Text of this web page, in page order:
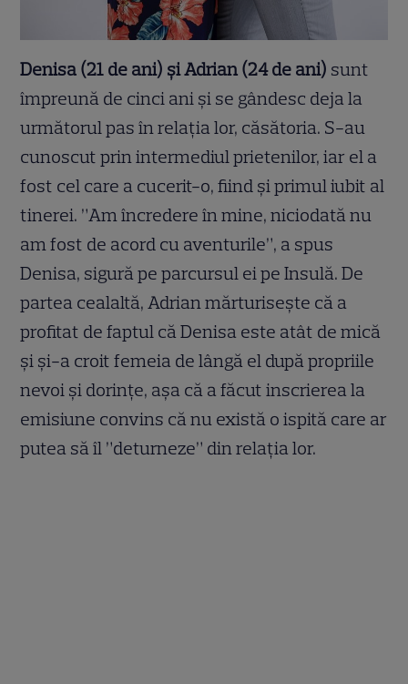
Denisa (21 de ani) și Adrian (24 de ani) sunt
împreună de cinci ani și se gândesc deja la
următorul pas în relația lor, căsătoria. S-au
cunoscut prin intermediul prietenilor, iar el a
fost cel care a cucerit-o, fiind și primul iubit al
tinerei. ”Am încredere în mine, niciodată nu
am fost de acord cu aventurile”, a spus
Denisa, sigură pe parcursul ei pe Insulă. De
partea cealaltă, Adrian mărturisește că a
profitat de faptul că Denisa este atât de mică
și și-a croit femeia de lângă el după propriile
nevoi și dorințe, așa că a făcut inscrierea la
emisiune convins că nu există o ispită care ar
putea să îl ”deturneze” din relația lor.